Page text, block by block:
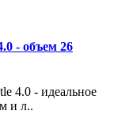
- объем 26
4.0 - идеальное
и л..